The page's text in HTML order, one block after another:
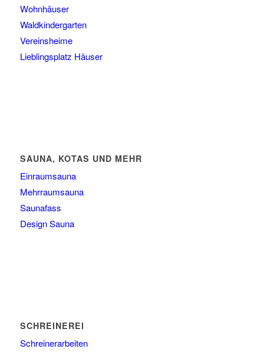
Wohnhäuser
Waldkindergarten
Vereinsheime
Lieblingsplatz Häuser
SAUNA, KOTAS UND MEHR
Einraumsauna
Mehrraumsauna
Saunafass
Design Sauna
SCHREINEREI
Schreinerarbeiten